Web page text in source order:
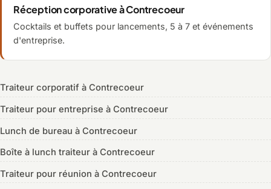
Réception corporative à Contrecoeur
Cocktails et buffets pour lancements, 5 à 7 et événements
d'entreprise.
Traiteur corporatif à Contrecoeur
Traiteur pour entreprise à Contrecoeur
Lunch de bureau à Contrecoeur
Boîte à lunch traiteur à Contrecoeur
Traiteur pour réunion à Contrecoeur